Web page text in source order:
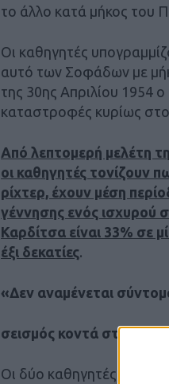
το άλλο κατά μήκος του
Οι καθηγητές
αυτό των Σοφάδων με
της 30ης Απριλίου 1954
καταστροφές κυρίως
Από λεπτομερή μελέτη
οι καθηγητές τονίζουν
ρίχτερ, έχουν μέση
γέννησης ενός ισχυρού
Καρδίτσα είναι 33% σε
έξι δεκατίες.
«Δεν αναμένεται
σεισμός κοντά στην
Οι δύο καθηγητές